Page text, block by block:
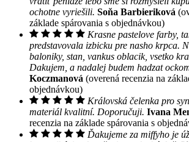
ochotne vyriešili. Soňa Barbieriková
základe spárovania s objednávkou)
Krasne pastelove farby,
predstavovala izbicku pre nasho krpca.
baloniky, stan, vankus oblacik, vsetko
Dakujem, a nadalej budem hadzat
Koczmanová (overená recenzia na
objednávkou)
Královská čelenka pro
materiál kvalitní. Doporučuji. Ivana
recenzia na základe spárovania s
Ďakujeme za miffyho je